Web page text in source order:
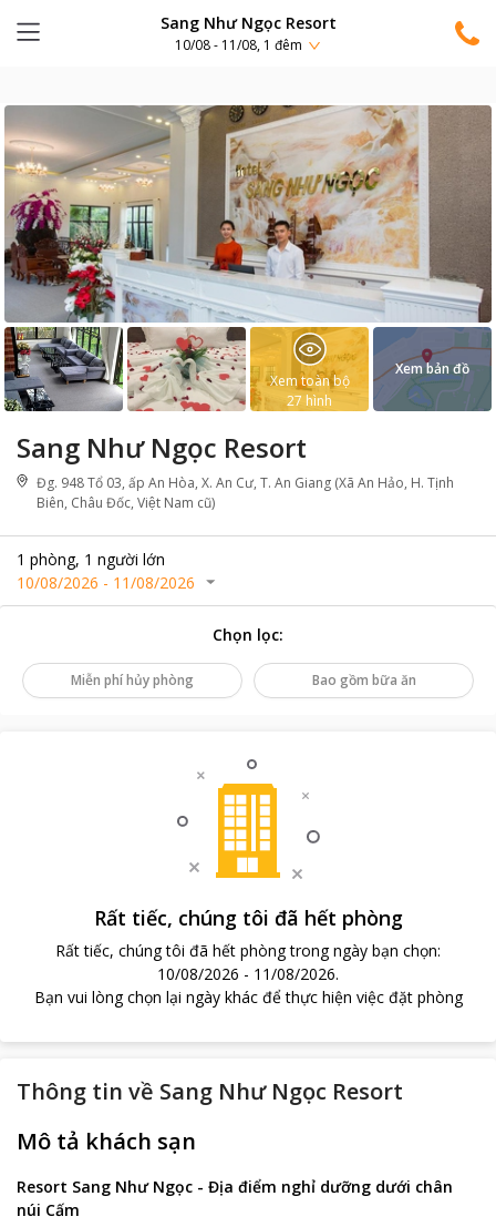
Sang Như Ngọc Resort
10/08 - 11/08, 1 đêm
Sang Như Ngọc Resort
Đg. 948 Tổ 03, ấp An Hòa, X. An Cư, T. An Giang (Xã An Hảo, H. Tịnh
Biên, Châu Đốc, Việt Nam cũ)
1 phòng, 1 người lớn
10/08/2026 - 11/08/2026
Xem toàn bộ
27 hình
Xem bản đồ
Chọn lọc:
Miễn phí hủy phòng Bao gồm bữa ăn
Rất tiếc, chúng tôi đã hết phòng
Rất tiếc, chúng tôi đã hết phòng trong ngày bạn chọn:
10/08/2026 - 11/08/2026.
Bạn vui lòng chọn lại ngày khác để thực hiện việc đặt phòng
Thông tin về Sang Như Ngọc Resort
Mô tả khách sạn
Resort Sang Như Ngọc - Địa điểm nghỉ dưỡng dưới chân
núi Cấm